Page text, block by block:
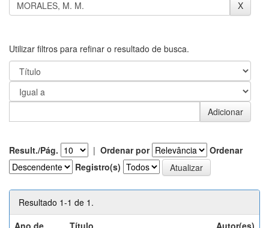
Utilizar filtros para refinar o resultado de busca.
Result./Pág. | Ordenar por
Ordenar
Registro(s)
Resultado 1-1 de 1.
Ano de
Título Autor(es)